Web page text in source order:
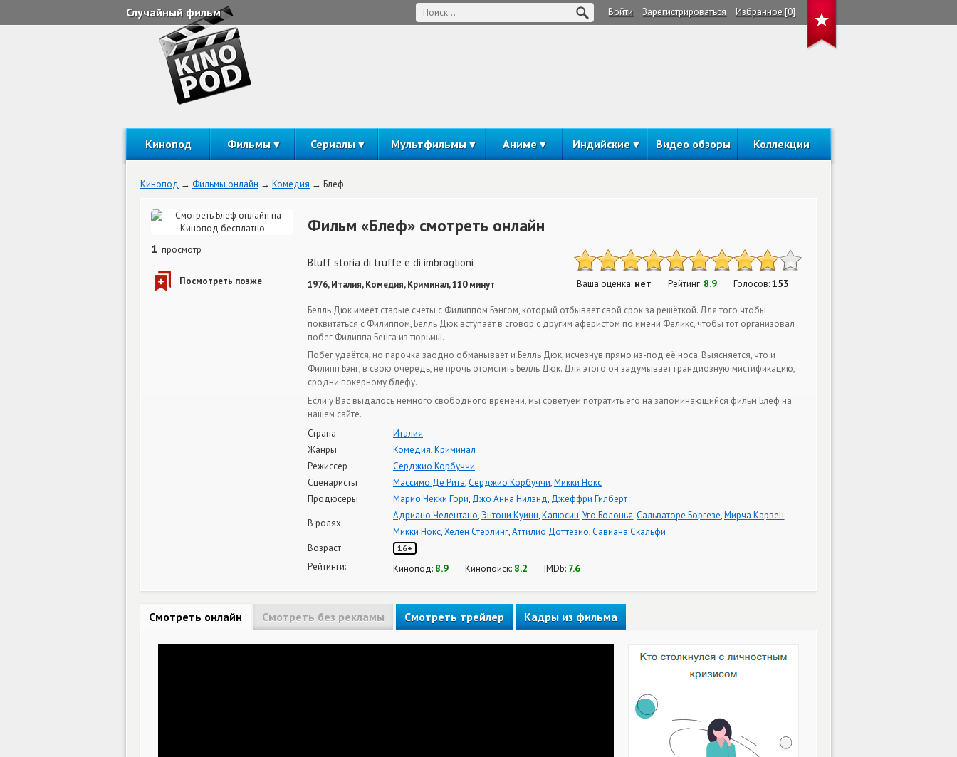
Случайный фильм Войти Зарегистрироваться Избранное [0]
Кинопод Фильмы Сериалы Мультфильмы Аниме Индийские Видео обзоры Коллекции
Кинопод Фильмы онлайн Комедия Блеф
1 просмотр
Фильм «Блеф» смотреть онлайн
Bluff storia di truffe e di imbroglioni
1976, Италия, Комедия, Криминал, 110 минут Ваша оценка: нет Рейтинг: 8.9 Голосов:153
Белль Дюк имеет старые счеты с Филиппом Бэнгом, который отбывает свой срок за решёткой. Для того чтобы
поквитаться с Филиппом, Белль Дюк вступает в сговор с другим аферистом по имени Феликс, чтобы тот организовал
побег Филиппа Бенга из тюрьмы.
Побег удаётся, но парочка заодно обманывает и Белль Дюк, исчезнув прямо из-под её носа. Выясняется, что и
Филипп Бэнг, в свою очередь, не прочь отомстить Белль Дюк. Для этого он задумывает грандиозную мистификацию,
сродни покерному блефу…
Если у Вас выдалось немного свободного времени, мы советуем потратить его на запоминающийся фильм Блеф на
нашем сайте.
Страна
Италия
Жанры
Комедия,Криминал
Режиссер
Серджио Корбуччи
Сценаристы
Массимо Де Рита,Серджио Корбуччи,Микки Нокс
Продюсеры
Марио Чекки Гори, Джо Анна Нилэнд, Джеффри Гилберт
В ролях
Адриано Челентано,Энтони Куинн,Капюсин,Уго Болонья,Сальваторе Боргезе,Мирча Карвен,
Микки Нокс,Хелен Стёрлинг,Аттилио Доттезио,Савиана Скальфи
Возраст
16+
Рейтинги: Кинопод: 8.9 Кинопоиск: 8.2 IMDb: 7.6
Смотреть онлайн Смотреть без рекламы Смотреть трейлер Кадры из фильма